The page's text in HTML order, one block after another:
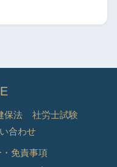
保法
社労士試験
合わせ
免責事項